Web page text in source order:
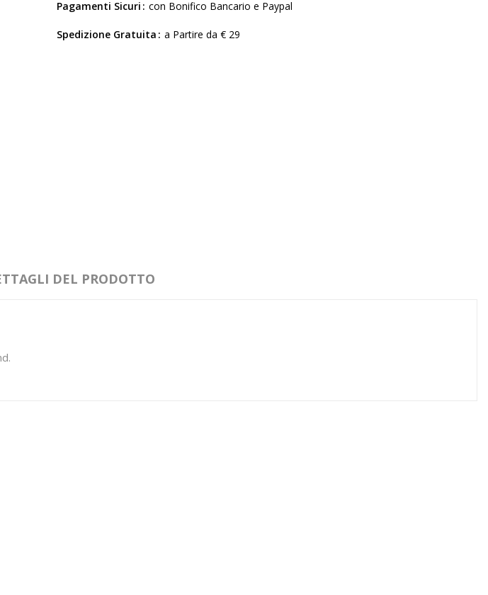
Pagamenti Sicuri con Bonifico Bancario e Paypal
Spedizione Gratuita a Partire da € 29
DEL PRODOTTO